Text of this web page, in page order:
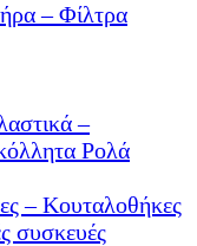
– Φίλτρα
–
Ρολά
– Κουταλοθήκες
συσκευές